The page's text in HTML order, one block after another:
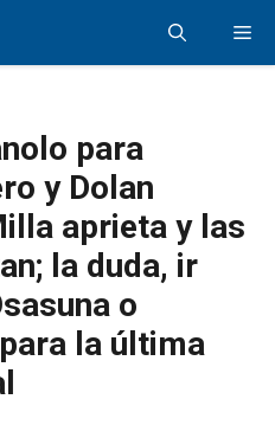
para
y Dolan
aprieta y las
la duda, ir
o
la última